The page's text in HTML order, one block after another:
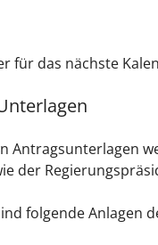
für das nächste
Antragsunterlagen
der
folgende Anlagen